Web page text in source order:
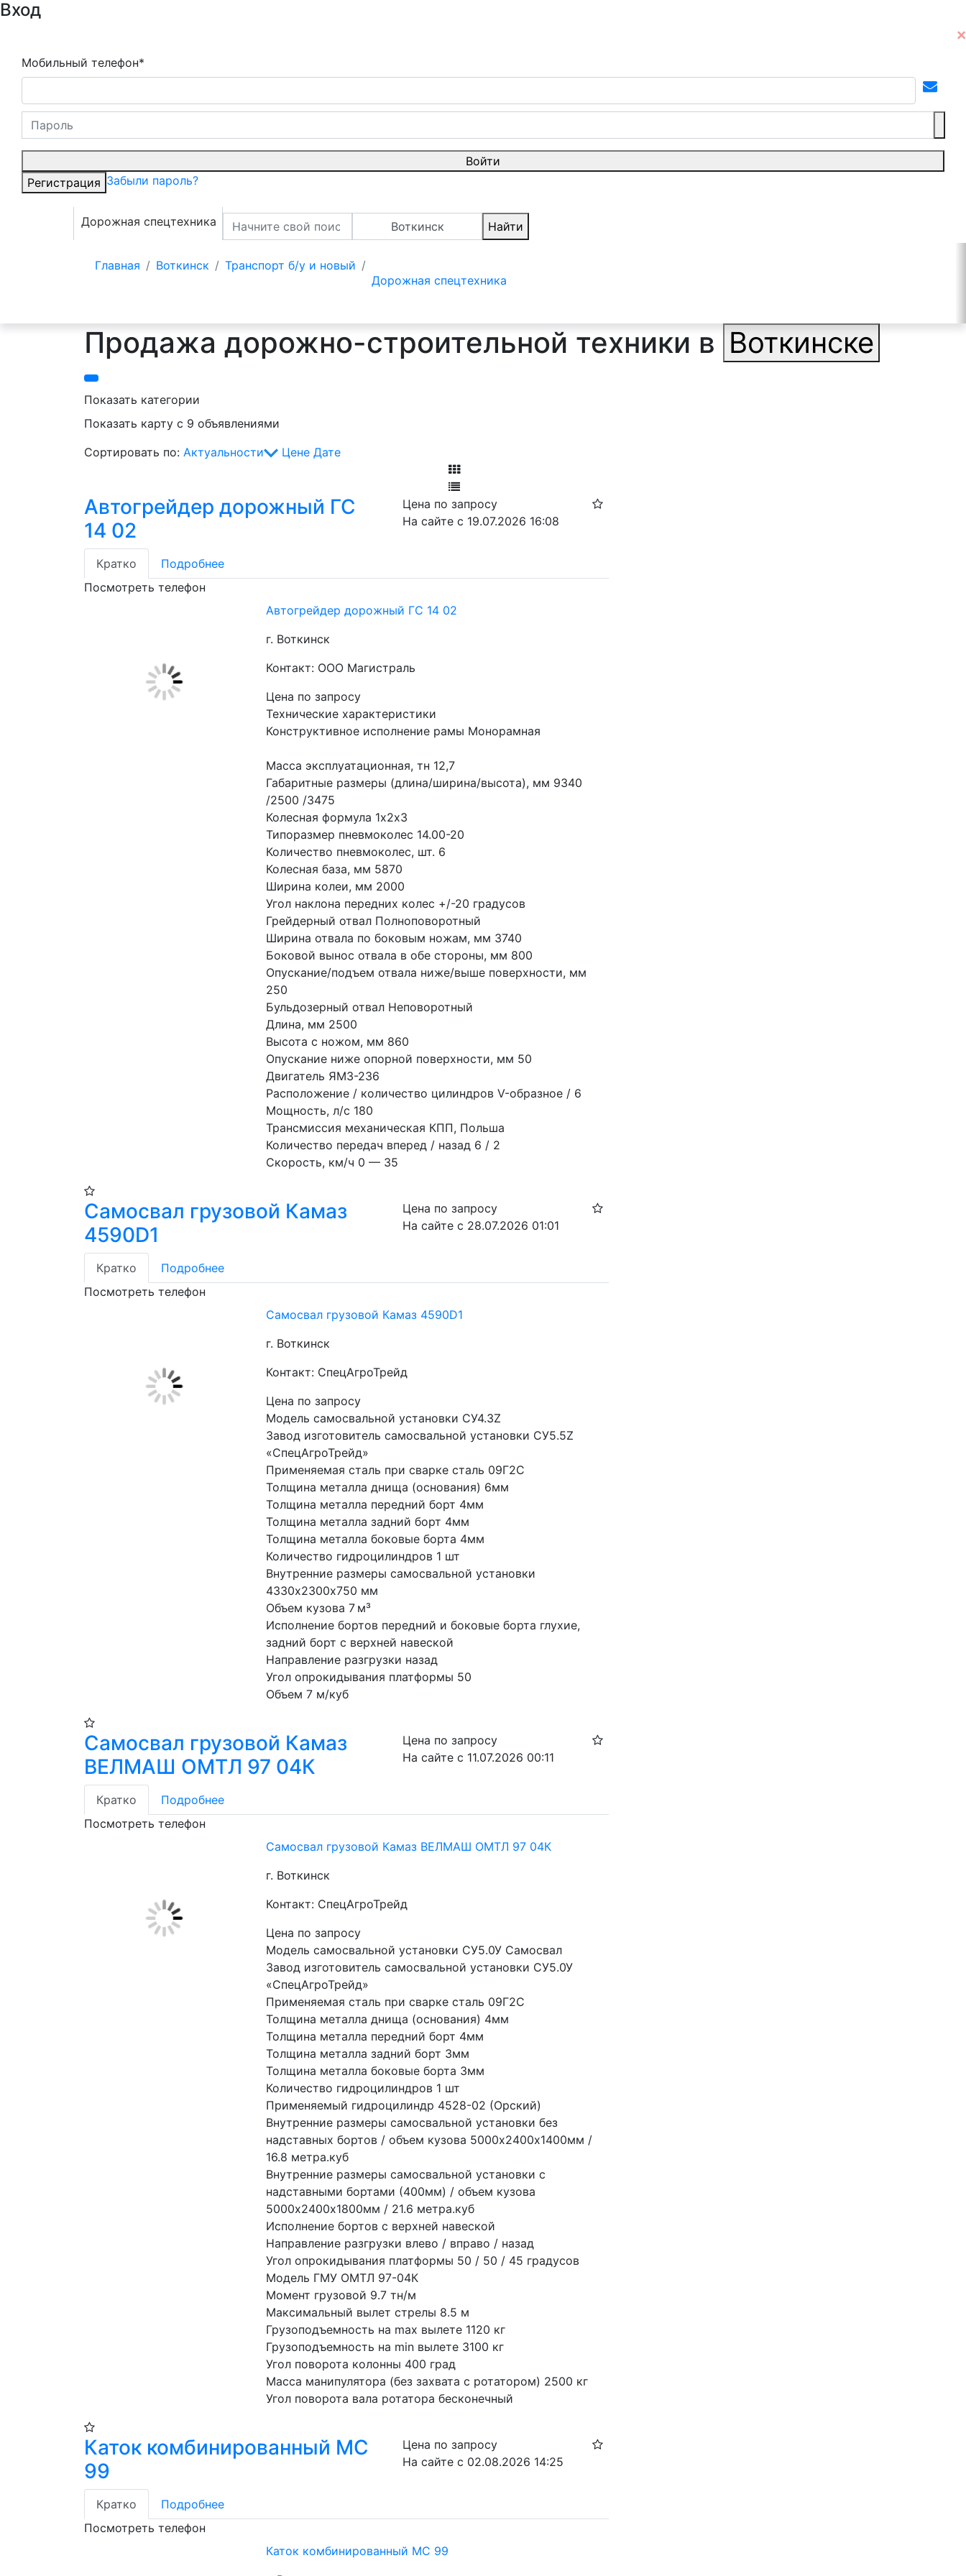
Вход
Мобильный телефон*
Войти
Регистрация Забыли пароль?
Дорожная спецтехника Воткинск Найти
Главная Воткинск
Транспорт б/у и новый
Дорожная спецтехника
Продажа дорожно-строительной техники в Воткинске
Показать категории
Показать карту с 9 объявлениями
Сортировать по: Актуальности Цене Дате
Автогрейдер дорожный ГС
14 02
Цена по запросу
На сайте с 19.07.2026 16:08
Кратко
Подробнее
Посмотреть телефон
Автогрейдер дорожный ГС 14 02
г. Воткинск
Контакт: ООО Магистраль
Цена по запросу
Технические характеристики
Конструктивное исполнение рамы Монорамная
Масса эксплуатационная, тн 12,7
Габаритные размеры (длина/ширина/высота), мм 9340
/2500 /3475
Колесная формула 1х2х3
Типоразмер пневмоколес 14.00-20
Количество пневмоколес, шт. 6
Колесная база, мм 5870
Ширина колеи, мм 2000
Угол наклона передних колес +/-20 градусов
Грейдерный отвал Полноповоротный
Ширина отвала по боковым ножам, мм 3740
Боковой вынос отвала в обе стороны, мм 800
Опускание/подъем отвала ниже/выше поверхности, мм
250
Бульдозерный отвал Неповоротный
Длина, мм 2500
Высота с ножом, мм 860
Опускание ниже опорной поверхности, мм 50
Двигатель ЯМЗ-236
Расположение / количество цилиндров V-образное / 6
Мощность, л/с 180
Трансмиссия механическая КПП, Польша
Количество передач вперед / назад 6 / 2
Скорость, км/ч 0 — 35
Самосвал грузовой Камаз
4590D1
Цена по запросу
На сайте с 28.07.2026 01:01
Кратко
Подробнее
Посмотреть телефон
Самосвал грузовой Камаз 4590D1
г. Воткинск
Контакт: СпецАгроТрейд
Цена по запросу
Модель самосвальной установки СУ4.3Z
Завод изготовитель самосвальной установки СУ5.5Z
«СпецАгроТрейд»
Применяемая сталь при сварке сталь 09Г2С
Толщина металла днища (основания) 6мм
Толщина металла передний борт 4мм
Толщина металла задний борт 4мм
Толщина металла боковые борта 4мм
Количество гидроцилиндров 1 шт
Внутренние размеры самосвальной установки
4330х2300х750 мм
Объем кузова 7 м³
Исполнение бортов передний и боковые борта глухие,
задний борт с верхней навеской
Направление разгрузки назад
Угол опрокидывания платформы 50
Объем 7 м/куб
Самосвал грузовой Камаз
ВЕЛМАШ ОМТЛ 97 04К
Цена по запросу
На сайте с 11.07.2026 00:11
Кратко
Подробнее
Посмотреть телефон
Самосвал грузовой Камаз ВЕЛМАШ ОМТЛ 97 04К
г. Воткинск
Контакт: СпецАгроТрейд
Цена по запросу
Модель самосвальной установки СУ5.0У Самосвал
Завод изготовитель самосвальной установки СУ5.0У
«СпецАгроТрейд»
Применяемая сталь при сварке сталь 09Г2С
Толщина металла днища (основания) 4мм
Толщина металла передний борт 4мм
Толщина металла задний борт 3мм
Толщина металла боковые борта 3мм
Количество гидроцилиндров 1 шт
Применяемый гидроцилиндр 4528-02 (Орский)
Внутренние размеры самосвальной установки без
надставных бортов / объем кузова 5000х2400х1400мм /
16.8 метра.куб
Внутренние размеры самосвальной установки с
надставными бортами (400мм) / объем кузова
5000х2400х1800мм / 21.6 метра.куб
Исполнение бортов с верхней навеской
Направление разгрузки влево / вправо / назад
Угол опрокидывания платформы 50 / 50 / 45 градусов
Модель ГМУ ОМТЛ 97-04К
Момент грузовой 9.7 тн/м
Максимальный вылет стрелы 8.5 м
Грузоподъемность на max вылете 1120 кг
Грузоподъемность на min вылете 3100 кг
Угол поворота колонны 400 град
Масса манипулятора (без захвата с ротатором) 2500 кг
Угол поворота вала ротатора бесконечный
Каток комбинированный МС
99
Цена по запросу
На сайте с 02.08.2026 14:25
Кратко
Подробнее
Посмотреть телефон
Каток комбинированный МС 99